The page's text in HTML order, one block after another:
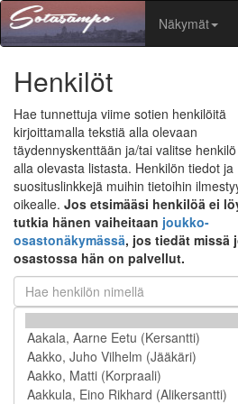
Näkymät
Henkilöt
Hae tunnettuja viime sotien henkilöitä
kirjoittamalla tekstiä alla olevaan
täydennyskenttään ja/tai valitse
alla olevasta listasta. Henkilön tiedot ja
suosituslinkkejä muihin tietoihin
oikealle. Jos etsimääsi henkilöä ei
tutkia hänen vaiheitaan joukko-
osastonäkymässä, jos tiedät missä
osastossa hän on palvellut.